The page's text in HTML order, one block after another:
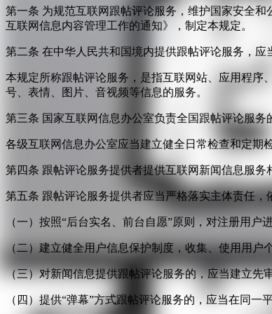
第一条 为规范互联网跟帖评论服务，维护国家安全
互联网信息内容管理工作的通知》，制定本规定。
第二条 在中华人民共和国境内提供跟帖评论服务，应
本规定所称跟帖评论服务，是指互联网站、应用程序
号、表情、图片、音视频等信息的服务。
第三条 国家互联网信息办公室负责全国跟帖评论服
各级互联网信息办公室应当建立健全日常检查和定期
第四条 跟帖评论服务提供者提供互联网新闻信息服
第五条 跟帖评论服务提供者应当严格落实主体责任，
（一）按照“后台实名、前台自愿”原则，对注册用
（二）建立健全用户信息保护制度，收集、使用用
（三）对新闻信息提供跟帖评论服务的，应当建立先
（四）提供“弹幕”方式跟帖评论服务的，应当在同一